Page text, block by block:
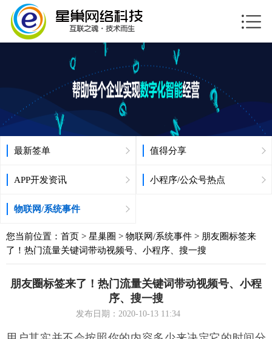
最新签单 值得分享
APP开发资讯 小程序/公众号热点
物联网/系统事件
您当前位置： 首页 > 星巢圈 > 物联网/系统事件 > 朋友圈标签来
了！热门流量关键词带动视频号、小程序、搜一搜
朋友圈标签来了！热门流量关键词带动视频号、小程
序、搜一搜
发布日期：2020-10-13 11:34